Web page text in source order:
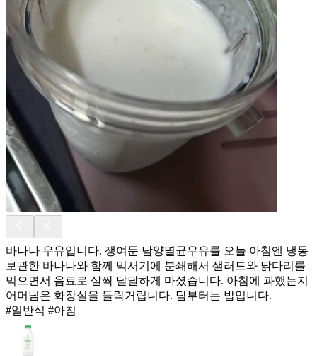
바나나 우유입니다. 쟁여둔 남양멸균우유를 오늘 아침엔 냉동
보관한 바나나와 함께 믹서기에 분쇄해서 샐러드와 닭다리를
먹으면서 음료로 살짝 달달하게 마셨습니다. 아침에 과했는지
어머님은 화장실을 들락거립니다. 담부터는 밥입니다.
#일반식 #아침